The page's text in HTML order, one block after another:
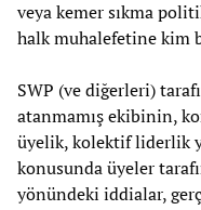
veya kemer sıkma
halk muhalefetine kim
SWP (ve diğerleri)
atanmamış ekibinin,
üyelik, kolektif liderlik
konusunda üyeler
yönündeki iddialar,